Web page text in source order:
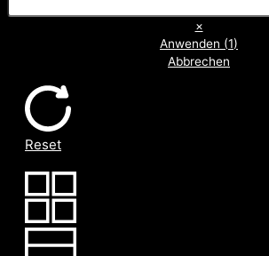
×
Anwenden (1)
Abbrechen
Reset